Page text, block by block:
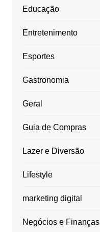
Educação
Entretenimento
Esportes
Gastronomia
Geral
Guia de Compras
Lazer e Diversão
Lifestyle
marketing digital
Negócios e Finanças